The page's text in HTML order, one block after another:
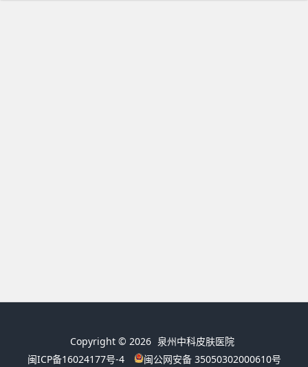
Copyright © 2026 泉州中科皮肤医院
闽ICP备16024177号-4
闽公网安备 35050302000610号